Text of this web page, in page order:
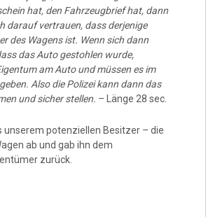
hat, den Fahrzeugbrief hat, dann
darauf vertrauen, dass derjenige
des Wagens ist. Wenn sich dann
das Auto gestohlen wurde,
am Auto und müssen es im
Also die Polizei kann dann das
und sicher stellen. – Länge 28 sec.
unserem potenziellen Besitzer – die
ab und gab ihn dem
zurück.